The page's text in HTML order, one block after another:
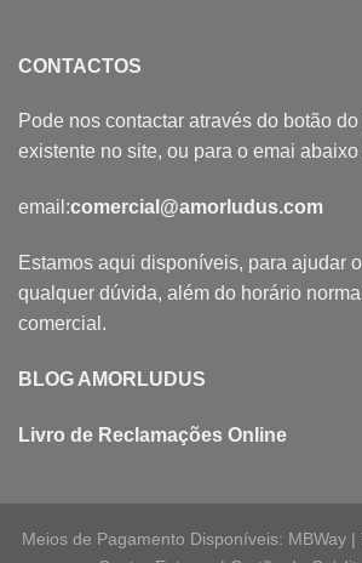
CONTACTOS
Pode nos contactar através do botão do
existente no site, ou para o emai
email:comercial@amorludus.com
Estamos aqui disponíveis, para ajudar
qualquer dúvida, além do horário
comercial.
BLOG AMORLUDUS
Livro de Reclamações Online
Meios de Pagamento Disponíveis: MBWay